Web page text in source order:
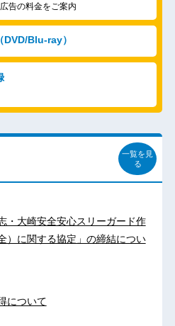
告の料金をご案内
Blu-ray）
一覧を見
る
・大崎安全安心スリーガード作
）に関する協定」の締結につい
について